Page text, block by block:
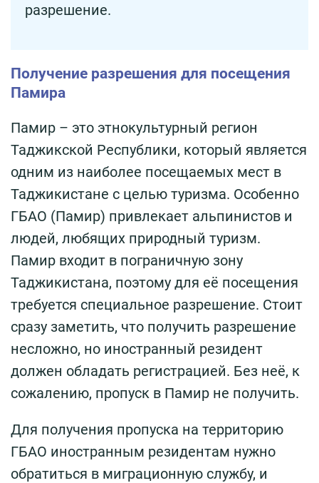
разрешение.
Получение разрешения для посещения
Памира
Памир – это этнокультурный регион
Таджикской Республики, который является
одним из наиболее посещаемых мест в
Таджикистане с целью туризма. Особенно
ГБАО (Памир) привлекает альпинистов и
людей, любящих природный туризм.
Памир входит в пограничную зону
Таджикистана, поэтому для её посещения
требуется специальное разрешение. Стоит
сразу заметить, что получить разрешение
несложно, но иностранный резидент
должен обладать регистрацией. Без неё, к
сожалению, пропуск в Памир не получить.
Для получения пропуска на территорию
ГБАО иностранным резидентам нужно
обратиться в миграционную службу, и